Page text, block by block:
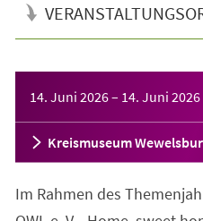
14. Juni 2026– 14. Juni 2026
Kreismuseum
Im Rahmen des